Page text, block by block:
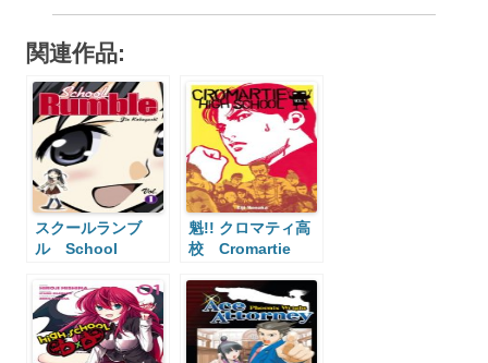
関連作品:
スクールランブ
ル School
魁!! クロマティ高
校 Cromartie